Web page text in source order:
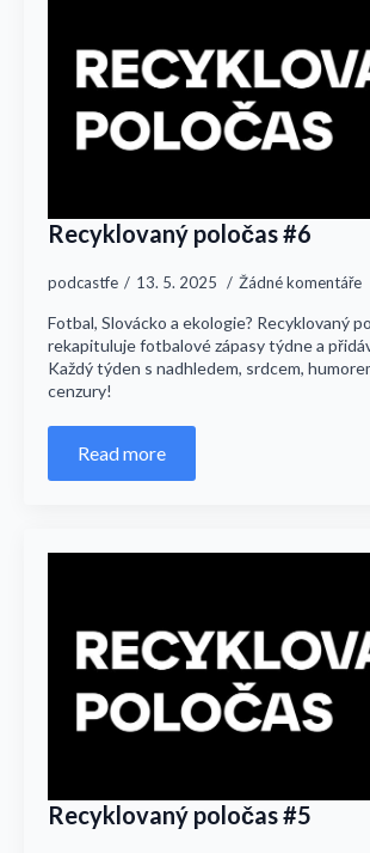
Recyklovaný poločas #6
podcastfe 13. 5. 2025 Žádné komentáře
Fotbal, Slovácko a ekologie? Recyklovaný
rekapituluje fotbalové zápasy týdne a
Každý týden s nadhledem, srdcem,
cenzury!
Read more
Recyklovaný poločas #5